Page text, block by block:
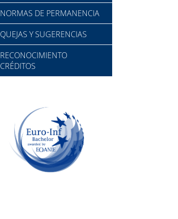
NORMAS DE PERMANENCIA
QUEJAS Y SUGERENCIAS
RECONOCIMIENTO
CRÉDITOS